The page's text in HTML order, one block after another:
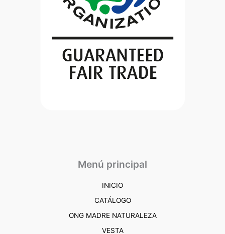
Menú principal
INICIO
CATÁLOGO
ONG MADRE NATURALEZA
VESTA